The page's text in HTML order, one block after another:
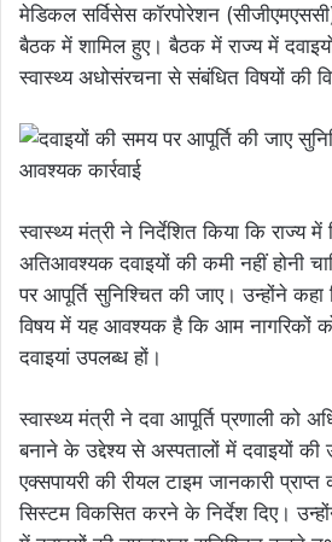
मेडिकल सर्विसेस कॉरपोरेशन
बैठक में शामिल हुए। बैठक में राज्य में
स्वास्थ्य अधोसंरचना से संबंधित विषयों की
स्वास्थ्य मंत्री ने निर्देशित किया कि राज्य
अतिआवश्यक दवाइयों की कमी नहीं होनी
पर आपूर्ति सुनिश्चित की जाए। उन्होंने
विषय में यह आवश्यक है कि आम नागरिकों
दवाइयां उपलब्ध हों।
स्वास्थ्य मंत्री ने दवा आपूर्ति प्रणाली को
बनाने के उद्देश्य से अस्पतालों में दवाइयों की
एक्सपायरी की रीयल टाइम जानकारी
सिस्टम विकसित करने के निर्देश दिए।